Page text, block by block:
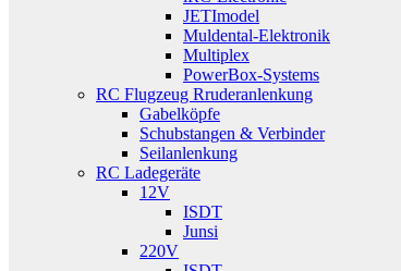
JETImodel
Muldental-Elektronik
Multiplex
PowerBox-Systems
RC Flugzeug Rruderanlenkung
Gabelköpfe
Schubstangen & Verbinder
Seilanlenkung
RC Ladegeräte
12V
ISDT
Junsi
220V